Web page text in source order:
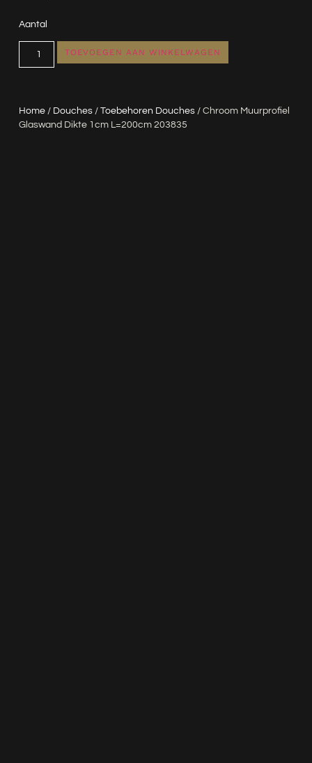
Home/ Douches/ Toebehoren Douches/ Chroom Muurprofiel
Glaswand Dikte 1cm L=200cm 203835
Aantal
TOEVOEGEN AAN WINKELWAGEN